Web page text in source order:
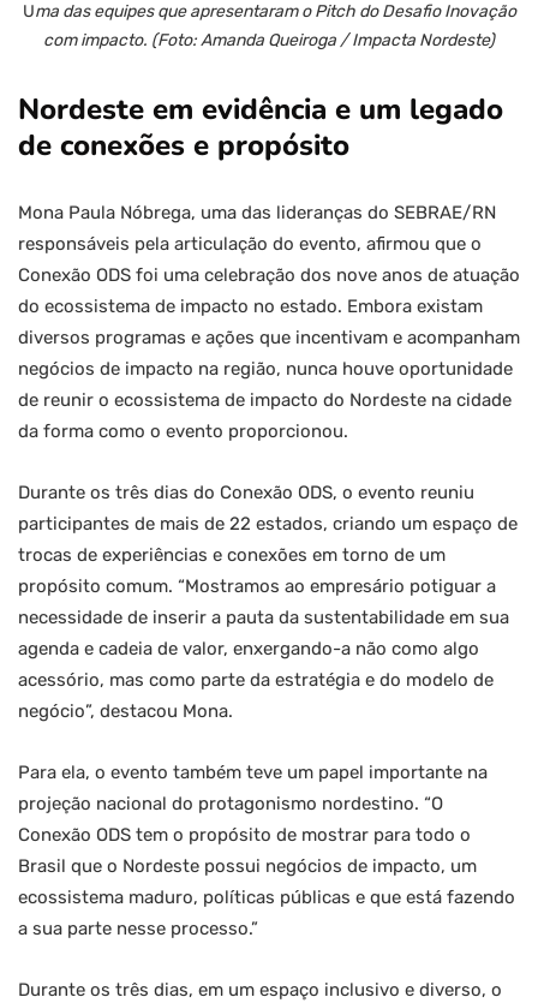
Uma das equipes que apresentaram o Pitch do Desafio Inovação
com impacto. (Foto: Amanda Queiroga / Impacta Nordeste)
Nordeste em evidência e um legado
de conexões e propósito
Mona Paula Nóbrega, uma das lideranças do SEBRAE/RN
responsáveis pela articulação do evento, afirmou que o
Conexão ODS foi uma celebração dos nove anos de atuação
do ecossistema de impacto no estado. Embora existam
diversos programas e ações que incentivam e acompanham
negócios de impacto na região, nunca houve oportunidade
de reunir o ecossistema de impacto do Nordeste na cidade
da forma como o evento proporcionou.
Durante os três dias do Conexão ODS, o evento reuniu
participantes de mais de 22 estados, criando um espaço de
trocas de experiências e conexões em torno de um
propósito comum. “Mostramos ao empresário potiguar a
necessidade de inserir a pauta da sustentabilidade em sua
agenda e cadeia de valor, enxergando-a não como algo
acessório, mas como parte da estratégia e do modelo de
negócio”, destacou Mona.
Para ela, o evento também teve um papel importante na
projeção nacional do protagonismo nordestino. “O
Conexão ODS tem o propósito de mostrar para todo o
Brasil que o Nordeste possui negócios de impacto, um
ecossistema maduro, políticas públicas e que está fazendo
a sua parte nesse processo.”
Durante os três dias, em um espaço inclusivo e diverso, o